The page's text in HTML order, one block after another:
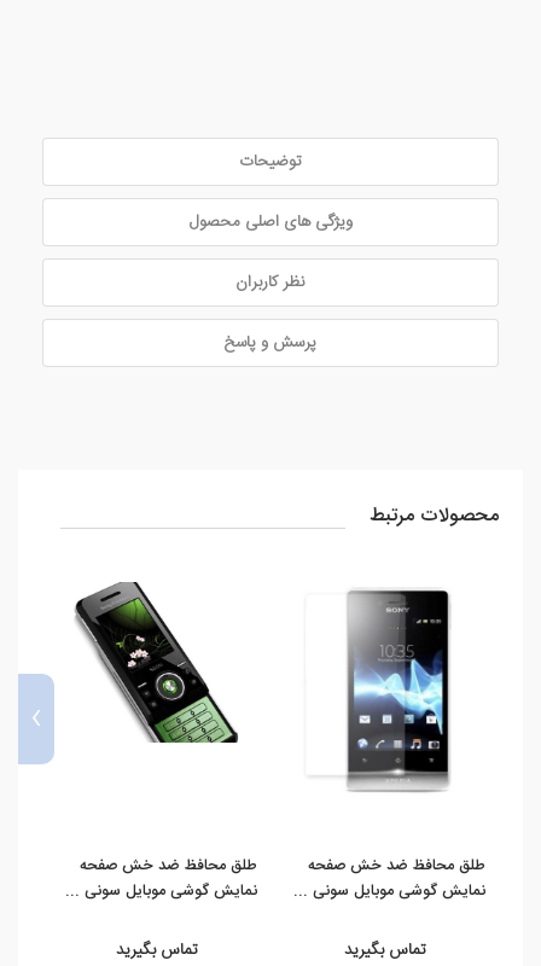
توضیحات
ویژگی های اصلی محصول
نظر کاربران
پرسش و پاسخ
محصولات مرتبط
طلق محافظ ضد خش صفحه
نمایش گوشی موبایل سونی ...
تماس بگیرید
طلق محافظ ضد خش صفحه
نمایش گوشی موبایل سونی ...
تماس بگیرید
›